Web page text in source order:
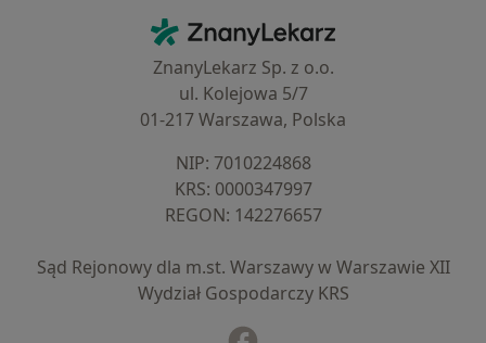
ZnanyLekarz - Strona główna
ZnanyLekarz Sp. z o.o.
ul. Kolejowa 5/7
01-217 Warszawa, Polska
NIP: ⁠7010224868
KRS: ⁠0000347997
REGON: ⁠142276657
Sąd Rejonowy dla m.st. Warszawy w Warszawie XII
Wydział Gospodarczy KRS